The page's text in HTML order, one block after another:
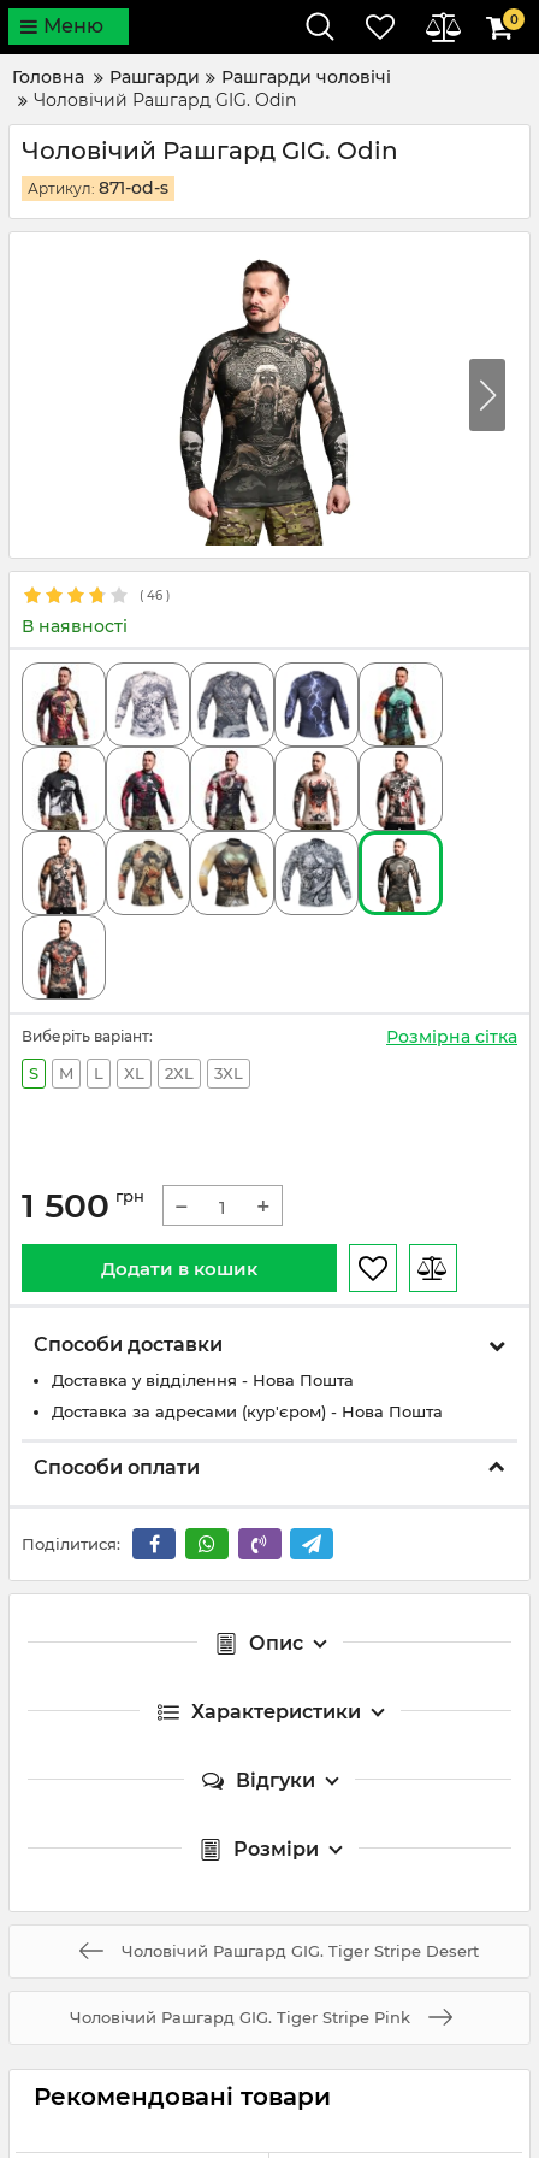
Меню 0
Головна Рашгарди
Рашгарди чоловічі
Чоловічий Рашгард GIG. Odin
Чоловічий Рашгард GIG. Odin
Артикул: 871-od-s
( 46 )
В наявності
Виберіть варіант:
S M L XL 2XL 3XL
Розмірна сітка
1 500 грн − +
Додати в кошик
Способи доставки
Доставка у відділення - Нова Пошта
Доставка за адресами (кур'єром) - Нова Пошта
Способи оплати
Поділитися:
Опис
Характеристики
Відгуки
Розміри
Чоловічий Рашгард GIG. Tiger Stripe Desert
Чоловічий Рашгард GIG. Tiger Stripe Pink
Рекомендовані товари